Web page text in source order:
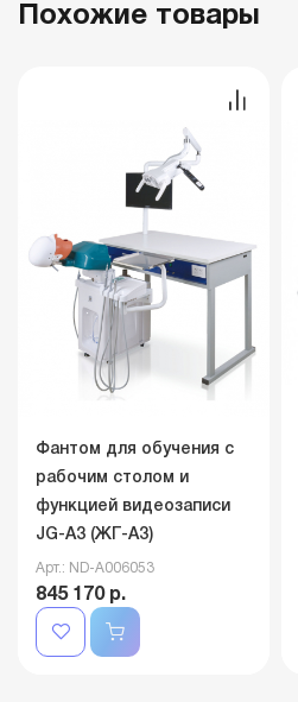
Похожие товары
Фантом для обучения с
рабочим столом и
функцией видеозаписи
JG-A3 (ЖГ-А3)
Арт.: ND-A006053
845 170 р.